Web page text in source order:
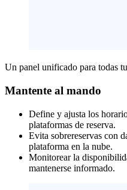
Un panel unificado para todas
Mantente al mando
Define y ajusta los
plataformas de reserva.
Evita sobrereservas con
plataforma en la nube.
Monitorear la
mantenerse informado.